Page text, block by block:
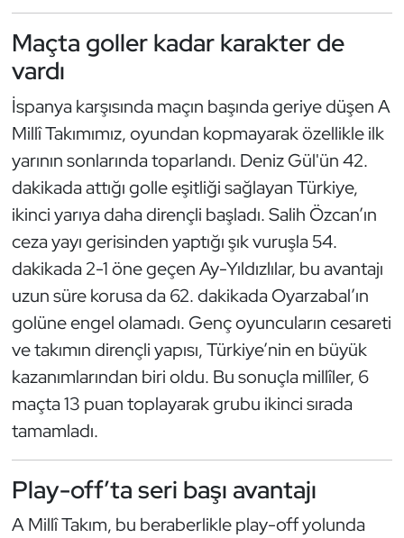
Maçta goller kadar karakter de
vardı
İspanya karşısında maçın başında geriye düşen A
Millî Takımımız, oyundan kopmayarak özellikle ilk
yarının sonlarında toparlandı. Deniz Gül'ün 42.
dakikada attığı golle eşitliği sağlayan Türkiye,
ikinci yarıya daha dirençli başladı. Salih Özcan’ın
ceza yayı gerisinden yaptığı şık vuruşla 54.
dakikada 2-1 öne geçen Ay-Yıldızlılar, bu avantajı
uzun süre korusa da 62. dakikada Oyarzabal’ın
golüne engel olamadı. Genç oyuncuların cesareti
ve takımın dirençli yapısı, Türkiye’nin en büyük
kazanımlarından biri oldu. Bu sonuçla millîler, 6
maçta 13 puan toplayarak grubu ikinci sırada
tamamladı.
Play-off’ta seri başı avantajı
A Millî Takım, bu beraberlikle play-off yolunda
Genel
Golf
Güreş
Halter
Hava Sporları
İşitme Engelli Sporcular
Judo ve Kuraş
Kano ve Rafting
Karate
Kayak